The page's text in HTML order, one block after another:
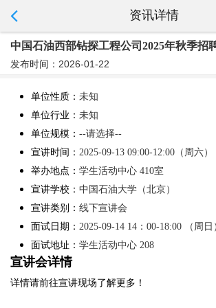
资讯详情
中国石油西部钻探工程公司2025年秋季招
发布时间：2026-01-22
单位性质： 未知
单位行业： 未知
单位规模： --请选择--
宣讲时间： 2025-09-13 09:00-12:00（周六）
举办地点： 学生活动中心 410室
宣讲学校： 中国石油大学（北京）
宣讲类别： 线下宣讲会
面试日期： 2025-09-14 14：00-18:00
（周日
面试地址： 学生活动中心 208
宣讲会详情
详情请前往宣讲现场了解更多！